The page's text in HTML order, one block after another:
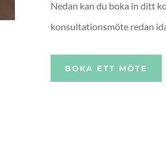
Nedan kan du boka in ditt
konsultationsmöte redan
BOKA ETT MÖTE